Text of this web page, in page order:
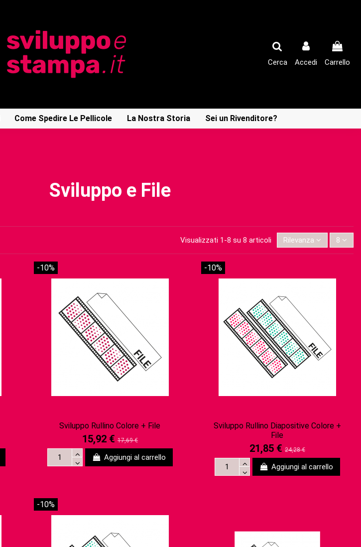
Cerca Accedi Carrello
Come Spedire Le Pellicole La Nostra Storia Sei un Rivenditore?
Sviluppo e File
Visualizzati 1-8 su 8 articoli Rilevanza 8
-10%
Sviluppo Rullino Colore + File
15,92 € 17,69 €
Aggiungi al carrello
-10%
Sviluppo Rullino Diapositive Colore +
File
21,85 € 24,28 €
Aggiungi al carrello
-10%